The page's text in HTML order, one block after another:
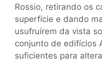
Rossio, retirando os
superfície e dando
usufruírem da vista
conjunto de edifícios
suficientes para